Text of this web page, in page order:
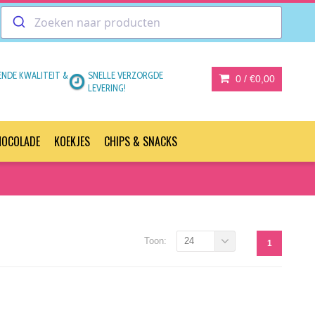
KWALITEIT &
SNELLE VERZORGDE
LEVERING!
0 / €0,00
KOEKJES CHIPS & SNACKS
1
Toon: 24